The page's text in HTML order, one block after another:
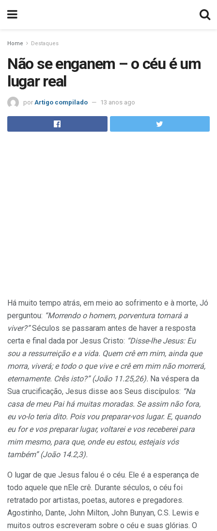
Home Destaques
Não se enganem – o céu é um
lugar real
por Artigo compilado 13 anos ago
Há muito tempo atrás, em meio ao sofrimento e à morte, Jó
perguntou: “Morrendo o homem, porventura tornará a
viver?”Séculos se passaram antes de haver a resposta
certa e final dada por Jesus Cristo: “Disse-lhe Jesus: Eu
sou a ressurreição e a vida. Quem crê em mim, ainda que
morra, viverá; e todo o que vive e crê em mim não morrerá,
eternamente. Crês isto?” (João 11.25,26). Na véspera da
Sua crucificação, Jesus disse aos Seus discípulos: “Na
casa de meu Pai há muitas moradas. Se assim não fora,
eu vo-lo teria dito. Pois vou preparar-vos lugar. E, quando
eu for e vos preparar lugar, voltarei e vos receberei para
mim mesmo, para que, onde eu estou, estejais vós
também” (João 14.2,3).
O lugar de que Jesus falou é o céu. Ele é a esperança de
todo aquele que nEle crê. Durante séculos, o céu foi
retratado por artistas, poetas, autores e pregadores.
Agostinho, Dante, John Milton, John Bunyan, C.S. Lewis e
muitos outros escreveram sobre o céu e suas glórias. O